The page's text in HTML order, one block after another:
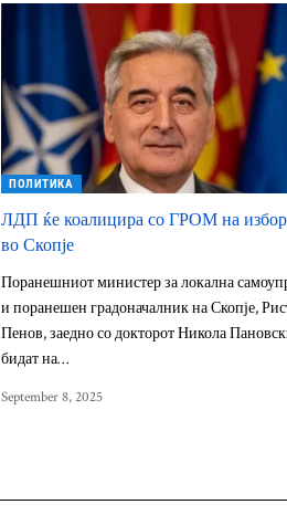
ПОЛИТИКА
ЛДП ќе коалицира со ГРОМ на
во Скопје
Поранешниот министер за локална
и поранешен градоначалник на Скопје,
Пенов, заедно со докторот Никола
бидат на…
September 8, 2025